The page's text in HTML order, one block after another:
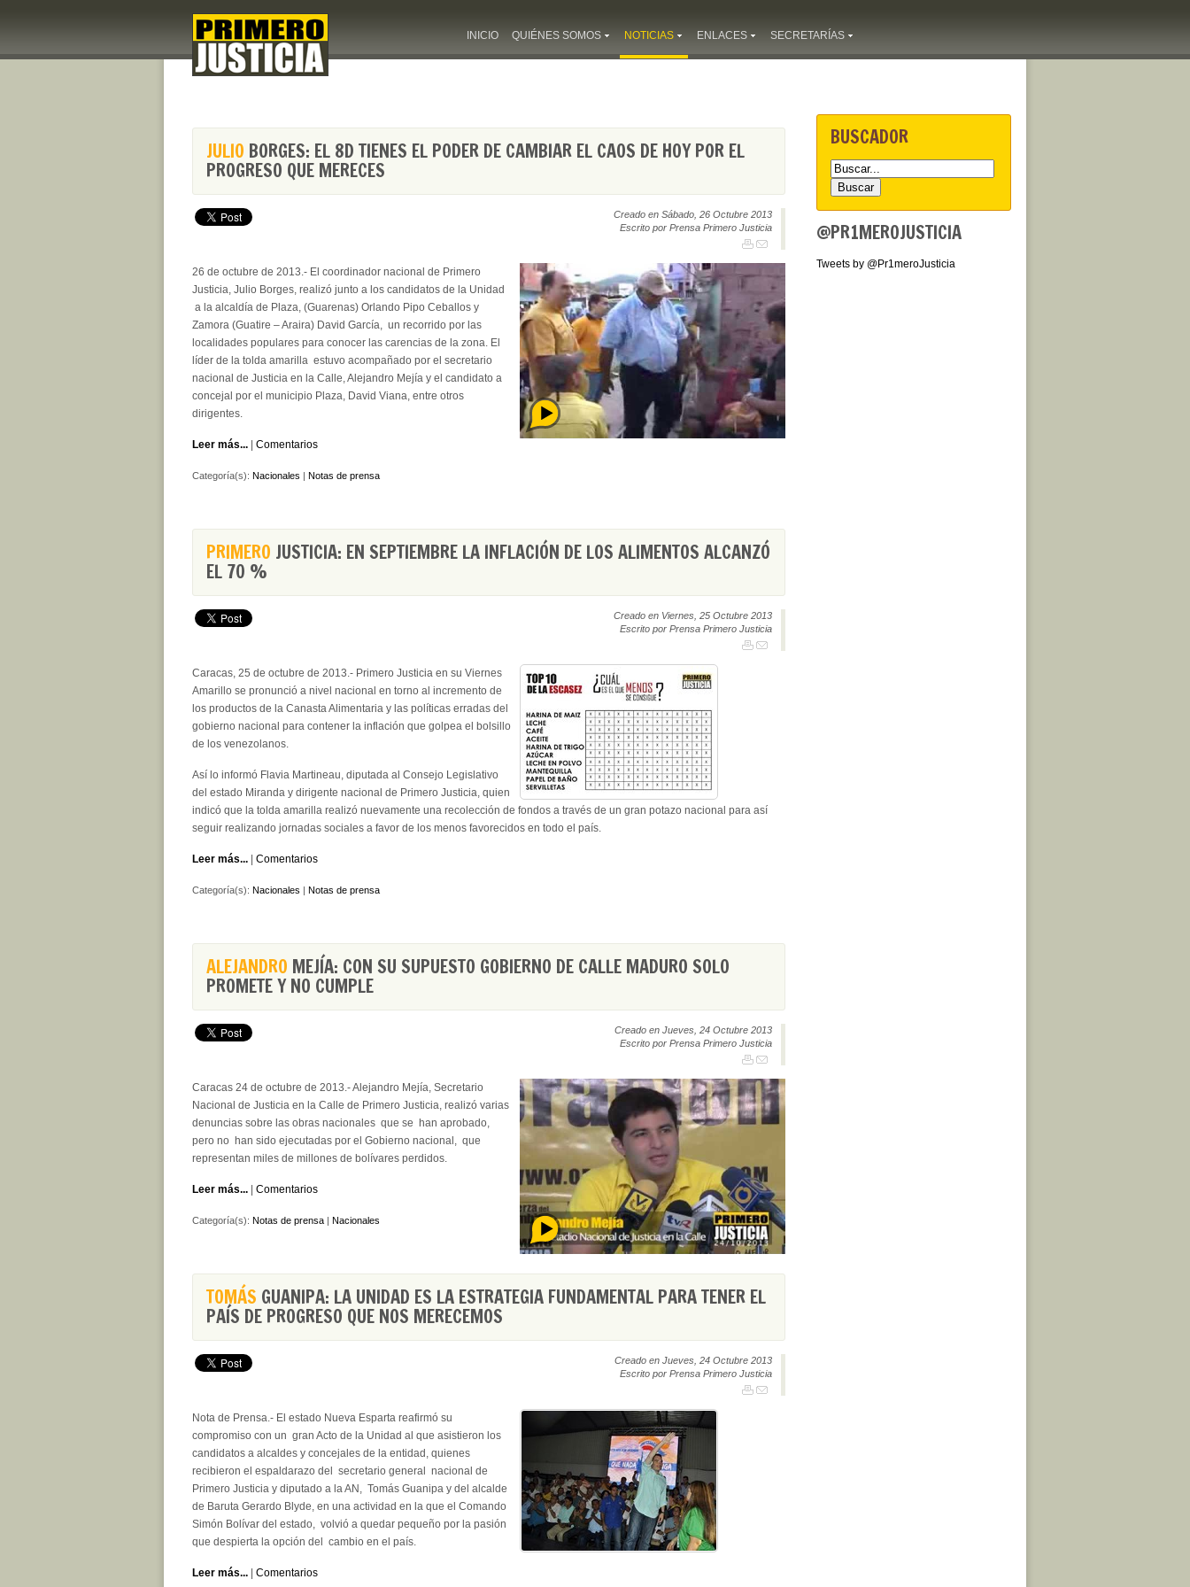
INICIO QUIÉNES SOMOS NOTICIAS ENLACES SECRETARÍAS
JULIO BORGES: EL 8D TIENES EL PODER DE CAMBIAR EL CAOS DE HOY POR EL
PROGRESO QUE MERECES
Creado en Sábado, 26 Octubre 2013
Escrito por Prensa Primero Justicia
26 de octubre de 2013.- El coordinador nacional de Primero
Justicia, Julio Borges, realizó junto a los candidatos de la Unidad
a la alcaldía de Plaza, (Guarenas) Orlando Pipo Ceballos y
Zamora (Guatire – Araira) David García, un recorrido por las
localidades populares para conocer las carencias de la zona. El
líder de la tolda amarilla estuvo acompañado por el secretario
nacional de Justicia en la Calle, Alejandro Mejía y el candidato a
concejal por el municipio Plaza, David Viana, entre otros
dirigentes.
Leer más... Comentarios
Categoría(s): Nacionales | Notas de prensa
PRIMERO JUSTICIA: EN SEPTIEMBRE LA INFLACIÓN DE LOS ALIMENTOS ALCANZÓ
EL 70 %
Creado en Viernes, 25 Octubre 2013
Escrito por Prensa Primero Justicia
Caracas, 25 de octubre de 2013.- Primero Justicia en su Viernes
Amarillo se pronunció a nivel nacional en torno al incremento de
los productos de la Canasta Alimentaria y las políticas erradas del
gobierno nacional para contener la inflación que golpea el bolsillo
de los venezolanos.
Así lo informó Flavia Martineau, diputada al Consejo Legislativo
del estado Miranda y dirigente nacional de Primero Justicia, quien
indicó que la tolda amarilla realizó nuevamente una recolección de fondos a través de un gran potazo nacional para así
seguir realizando jornadas sociales a favor de los menos favorecidos en todo el país.
Leer más... Comentarios
Categoría(s): Nacionales | Notas de prensa
ALEJANDRO MEJÍA: CON SU SUPUESTO GOBIERNO DE CALLE MADURO SOLO
PROMETE Y NO CUMPLE
Creado en Jueves, 24 Octubre 2013
Escrito por Prensa Primero Justicia
Caracas 24 de octubre de 2013.- Alejandro Mejía, Secretario
Nacional de Justicia en la Calle de Primero Justicia, realizó varias
denuncias sobre las obras nacionales que se han aprobado,
pero no han sido ejecutadas por el Gobierno nacional, que
representan miles de millones de bolívares perdidos.
Leer más... Comentarios
Categoría(s): Notas de prensa | Nacionales
TOMÁS GUANIPA: LA UNIDAD ES LA ESTRATEGIA FUNDAMENTAL PARA TENER EL
PAÍS DE PROGRESO QUE NOS MERECEMOS
Creado en Jueves, 24 Octubre 2013
Escrito por Prensa Primero Justicia
Nota de Prensa.- El estado Nueva Esparta reafirmó su
compromiso con un gran Acto de la Unidad al que asistieron los
candidatos a alcaldes y concejales de la entidad, quienes
recibieron el espaldarazo del secretario general nacional de
Primero Justicia y diputado a la AN, Tomás Guanipa y del alcalde
de Baruta Gerardo Blyde, en una actividad en la que el Comando
Simón Bolívar del estado, volvió a quedar pequeño por la pasión
que despierta la opción del cambio en el país.
Leer más... Comentarios
BUSCADOR
@PR1MEROJUSTICIA
Tweets by @Pr1meroJusticia